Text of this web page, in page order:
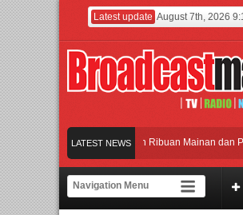
Latest update August 7th, 2026
LATEST NEWS
Jakarta dengan Ribuan Mainan dan
Gerbang Inovasi dan Peluang Bisnis Industri